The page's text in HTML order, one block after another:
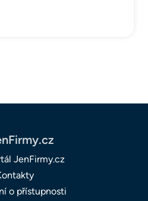
JenFirmy.cz
o přístupnosti